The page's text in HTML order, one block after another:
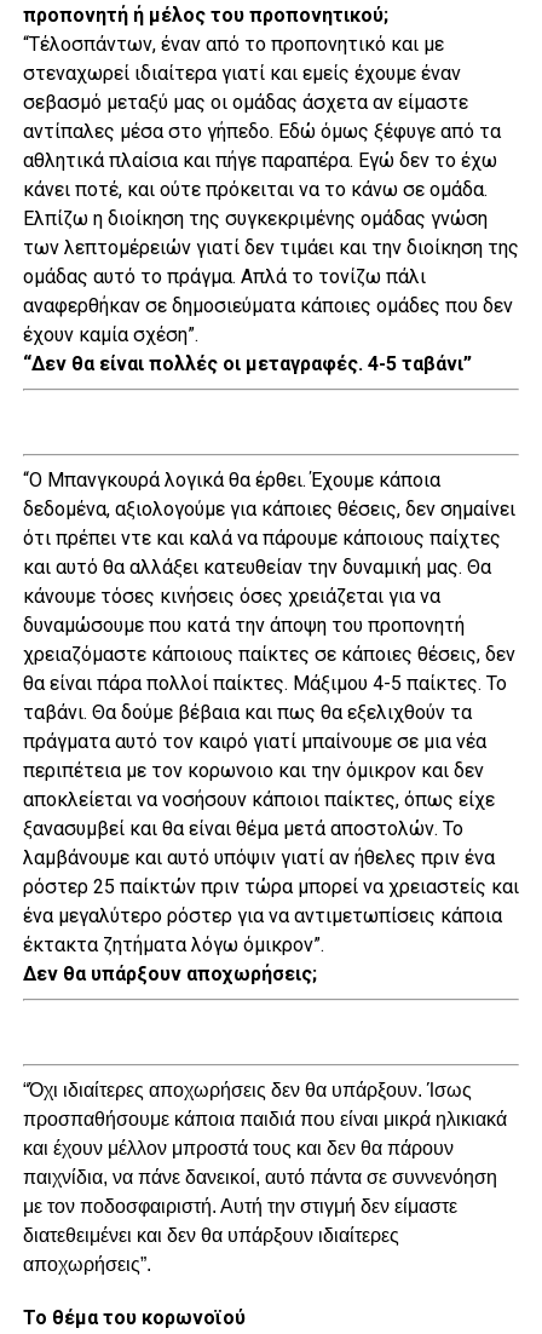
προπονητή ή μέλος του προπονητικού;
“Τέλοσπάντων, έναν από το προπονητικό και με
στεναχωρεί ιδιαίτερα γιατί και εμείς έχουμε έναν
σεβασμό μεταξύ μας οι ομάδας άσχετα αν είμαστε
αντίπαλες μέσα στο γήπεδο. Εδώ όμως ξέφυγε από τα
αθλητικά πλαίσια και πήγε παραπέρα. Εγώ δεν το έχω
κάνει ποτέ, και ούτε πρόκειται να το κάνω σε ομάδα.
Ελπίζω η διοίκηση της συγκεκριμένης ομάδας γνώση
των λεπτομέρειών γιατί δεν τιμάει και την διοίκηση της
ομάδας αυτό το πράγμα. Απλά το τονίζω πάλι
αναφερθήκαν σε δημοσιεύματα κάποιες ομάδες που δεν
έχουν καμία σχέση”.
“Δεν θα είναι πολλές οι μεταγραφές. 4-5 ταβάνι”
“Ο Μπανγκουρά λογικά θα έρθει. Έχουμε κάποια
δεδομένα, αξιολογούμε για κάποιες θέσεις, δεν σημαίνει
ότι πρέπει ντε και καλά να πάρουμε κάποιους παίχτες
και αυτό θα αλλάξει κατευθείαν την δυναμική μας. Θα
κάνουμε τόσες κινήσεις όσες χρειάζεται για να
δυναμώσουμε που κατά την άποψη του προπονητή
χρειαζόμαστε κάποιους παίκτες σε κάποιες θέσεις, δεν
θα είναι πάρα πολλοί παίκτες. Μάξιμου 4-5 παίκτες. Το
ταβάνι. Θα δούμε βέβαια και πως θα εξελιχθούν τα
πράγματα αυτό τον καιρό γιατί μπαίνουμε σε μια νέα
περιπέτεια με τον κορωνοιο και την όμικρον και δεν
αποκλείεται να νοσήσουν κάποιοι παίκτες, όπως είχε
ξανασυμβεί και θα είναι θέμα μετά αποστολών. Το
λαμβάνουμε και αυτό υπόψιν γιατί αν ήθελες πριν ένα
ρόστερ 25 παίκτών πριν τώρα μπορεί να χρειαστείς και
ένα μεγαλύτερο ρόστερ για να αντιμετωπίσεις κάποια
έκτακτα ζητήματα λόγω όμικρον”.
Δεν θα υπάρξουν αποχωρήσεις;
“Όχι ιδιαίτερες αποχωρήσεις δεν θα υπάρξουν. Ίσως
προσπαθήσουμε κάποια παιδιά που είναι μικρά ηλικιακά
και έχουν μέλλον μπροστά τους και δεν θα πάρουν
παιχνίδια, να πάνε δανεικοί, αυτό πάντα σε συννενόηση
με τον ποδοσφαιριστή. Αυτή την στιγμή δεν είμαστε
διατεθειμένει και δεν θα υπάρξουν ιδιαίτερες
αποχωρήσεις”.
Το θέμα του κορωνοϊού